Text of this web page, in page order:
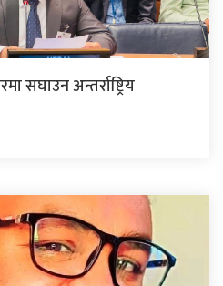
सघाउन अन्तर्राष्ट्रिय